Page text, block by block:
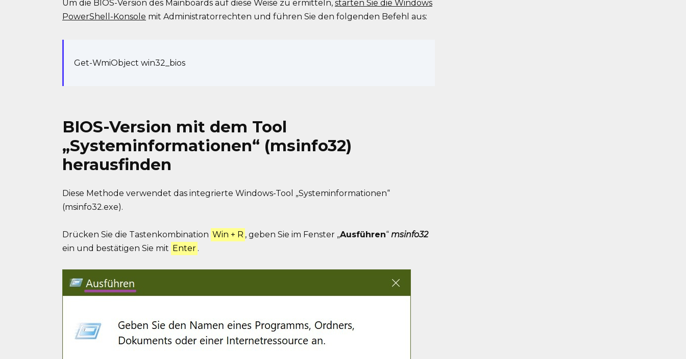
Um die BIOS-Version des Mainboards auf diese Weise zu ermitteln, starten Sie die Windows
PowerShell-Konsole mit Administratorrechten und führen Sie den folgenden Befehl aus:
Get-WmiObject win32_bios
BIOS-Version mit dem Tool
„Systeminformationen“ (msinfo32)
herausfinden
Diese Methode verwendet das integrierte Windows-Tool „Systeminformationen“
(msinfo32.exe).
Drücken Sie die Tastenkombination Win + R , geben Sie im Fenster „Ausführen“msinfo32
ein und bestätigen Sie mit Enter .